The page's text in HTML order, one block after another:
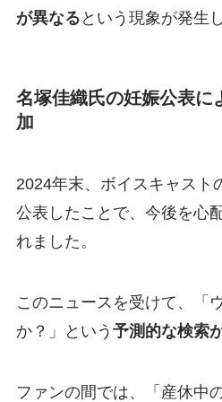
が異なる という現象が発生
名塚佳織氏の妊娠公表に
加
2024年末、ボイスキャスト
公表したことで、今後を心
れました。
このニュースを受けて、「
か？」という 予測的な検索
ファンの間では、「産休中